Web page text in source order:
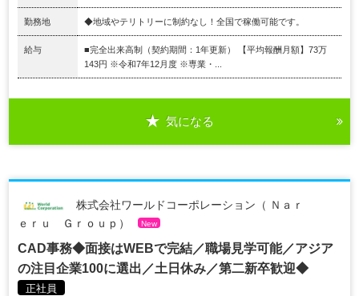
勤務地 ◆地域やテリトリーに制約なし！全国で稼働可能です。
給与
■完全出来高制（契約期間：1年更新） 【平均報酬月額】73万
143円 ※令和7年12月度 ※専業・...
気になる
株式会社ワールドコーポレーション（ Ｎａｒ
ｅｒｕ Ｇｒｏｕｐ）
New
CAD事務◆面接はWEBで完結／職場見学可能／アジア
の注目企業100に選出／土日休み／第二新卒歓迎◆
正社員